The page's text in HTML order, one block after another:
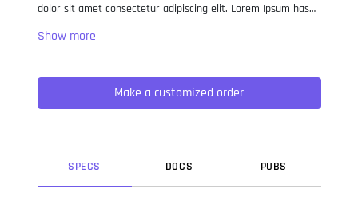
dolor sit amet consectetur adipiscing elit. Lorem Ipsum has
when an unknown printer took a galley of type and
not only five centuries, but also the leap into electronic
typesetting, remaining essentially unchanged. It was
popularised in the 1960s with the release of Letraset sheets
Make a customized order
SPECS DOCS PUBS